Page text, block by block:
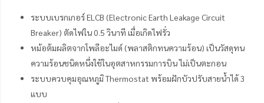
ระบบเบรกเกอร์ ELCB (Electronic Earth Leakage Circuit
Breaker) ตัดไฟใน 0.5 วินาที เมื่อเกิดไฟรั่ว
หม้อต้มผลิตจากโพลีอะไมด์ (พลาสติกทนความร้อน) เป็นวัสดุทน
ความร้อนชนิดหนึ่งใช้ในอุตสาหกรรมการบิน ไม่เป็นตะกอน
ระบบควบคุมอุณหภูมิ Thermostat พร้อมฝักบัวปรับสายน้ำได้ 3
แบบ